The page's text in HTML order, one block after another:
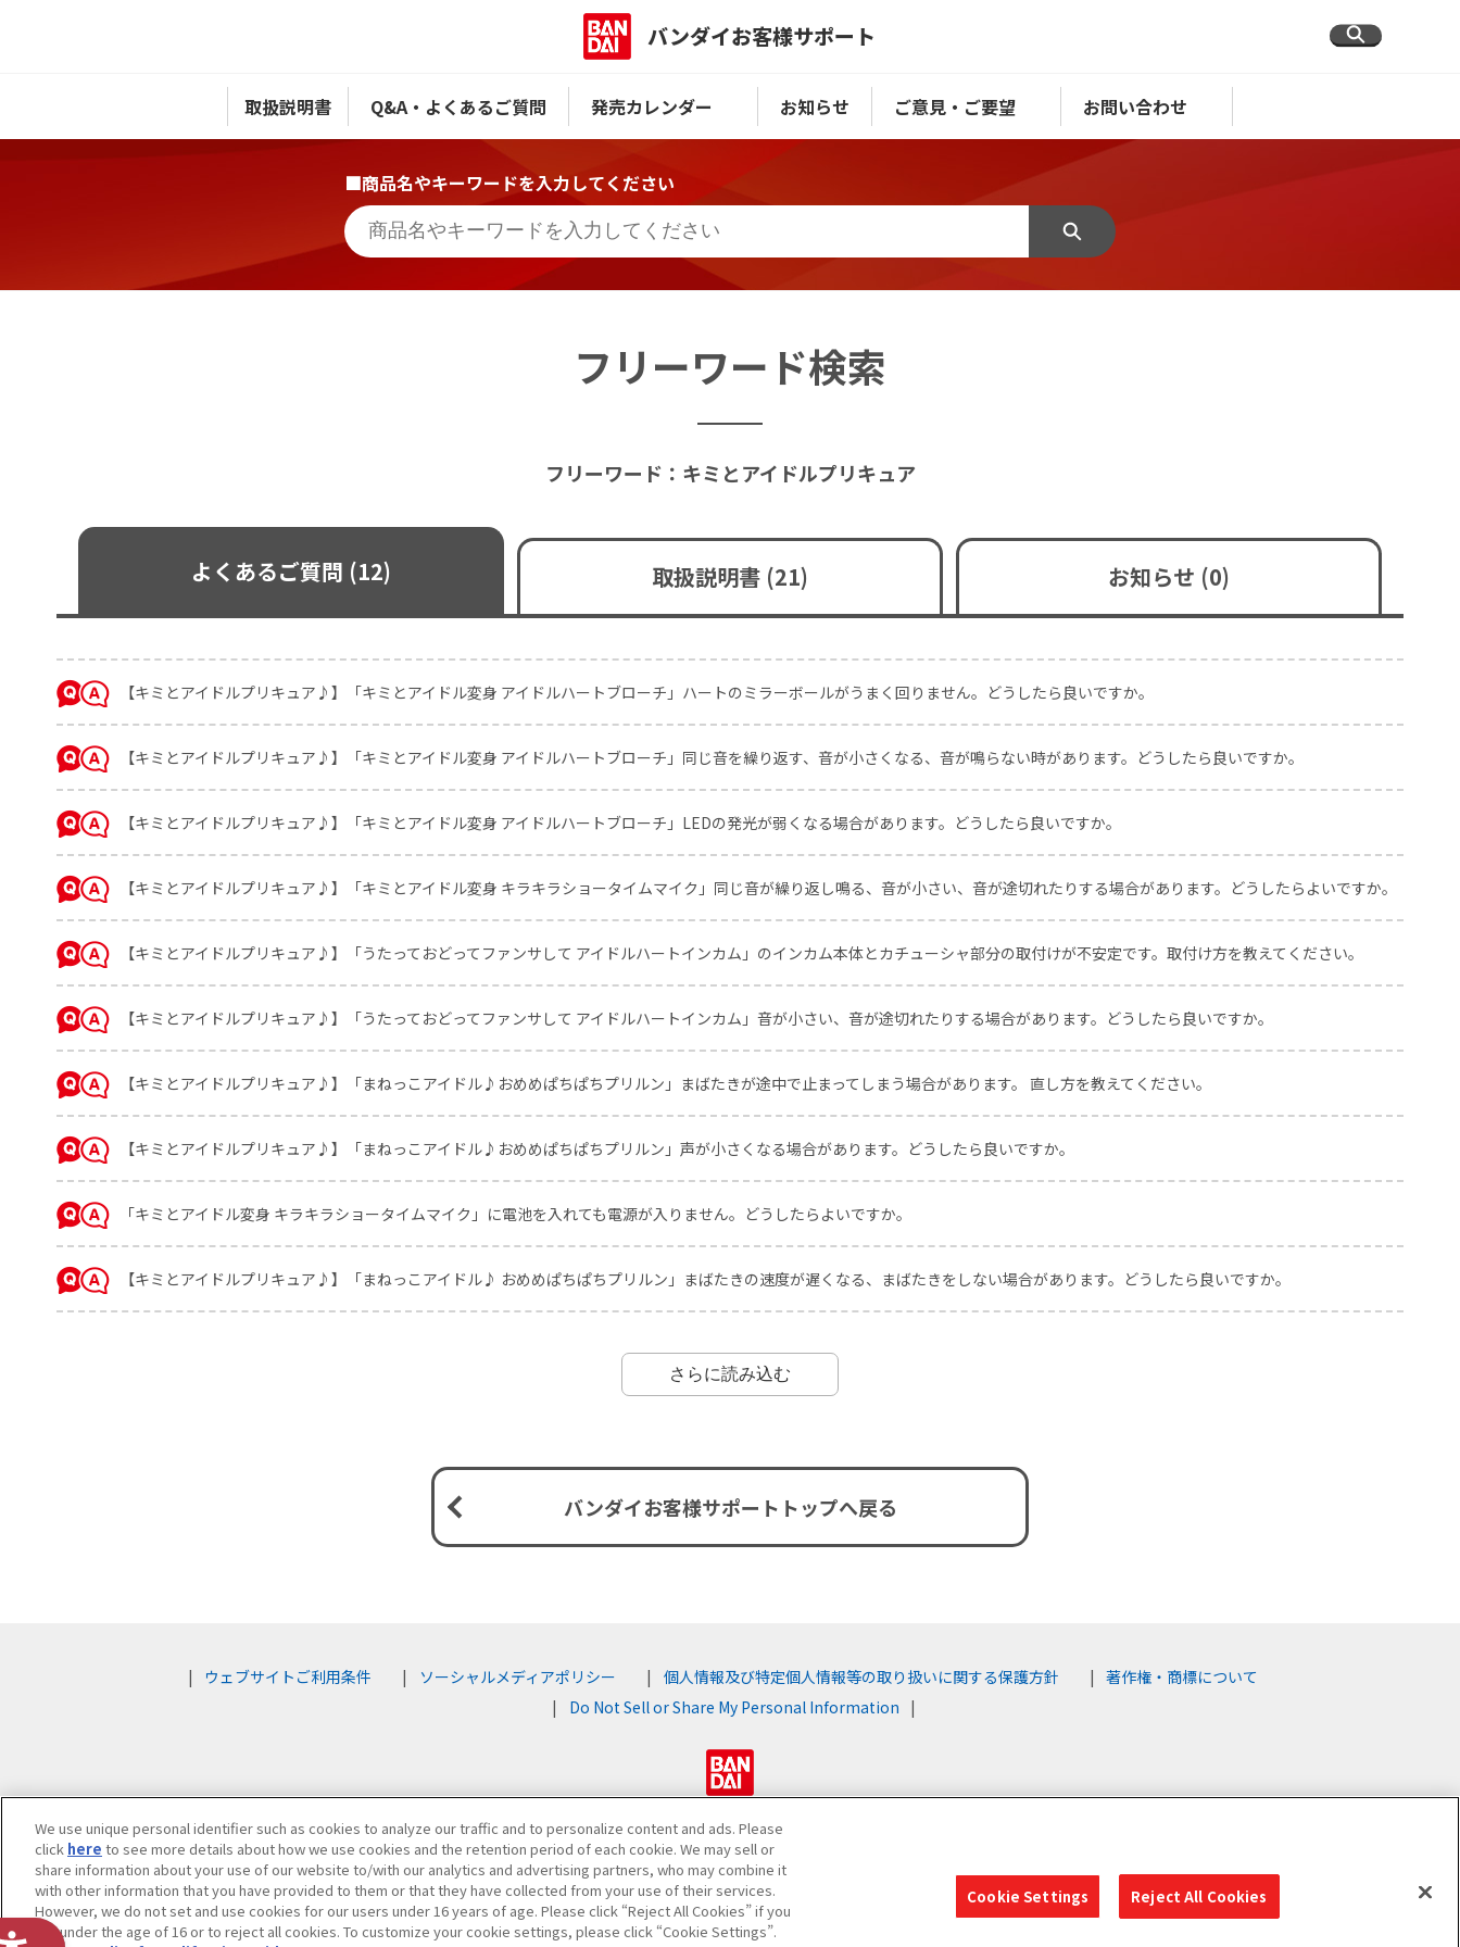
バンダイお客様サポート
取扱説明書 Q&A・よくあるご質問 発売カレンダー お知らせ ご意見・ご要望 お問い合わせ
■商品名やキーワードを入力してください
フリーワード検索
フリーワード：キミとアイドルプリキュア
よくあるご質問 (12) 取扱説明書 (21) お知らせ (0)
【キミとアイドルプリキュア♪】「キミとアイドル変身 アイドルハートブローチ」ハートのミラーボールがうまく回りません。どうしたら良いですか。
【キミとアイドルプリキュア♪】「キミとアイドル変身 アイドルハートブローチ」同じ音を繰り返す、音が小さくなる、音が鳴らない時があります。どうしたら良いですか。
【キミとアイドルプリキュア♪】「キミとアイドル変身 アイドルハートブローチ」LEDの発光が弱くなる場合があります。どうしたら良いですか。
【キミとアイドルプリキュア♪】「キミとアイドル変身 キラキラショータイムマイク」同じ音が繰り返し鳴る、音が小さい、音が途切れたりする場合があります。どうしたらよいですか。
【キミとアイドルプリキュア♪】「うたっておどってファンサして アイドルハートインカム」のインカム本体とカチューシャ部分の取付けが不安定です。取付け方を教えてください。
【キミとアイドルプリキュア♪】「うたっておどってファンサして アイドルハートインカム」音が小さい、音が途切れたりする場合があります。どうしたら良いですか。
【キミとアイドルプリキュア♪】「まねっこアイドル♪おめめぱちぱちプリルン」まばたきが途中で止まってしまう場合があります。 直し方を教えてください。
【キミとアイドルプリキュア♪】「まねっこアイドル♪おめめぱちぱちプリルン」声が小さくなる場合があります。どうしたら良いですか。
「キミとアイドル変身 キラキラショータイムマイク」に電池を入れても電源が入りません。どうしたらよいですか。
【キミとアイドルプリキュア♪】「まねっこアイドル♪ おめめぱちぱちプリルン」まばたきの速度が遅くなる、まばたきをしない場合があります。どうしたら良いですか。
さらに読み込む
バンダイお客様サポート トップへ戻る
ウェブサイトご利用条件 ソーシャルメディアポリシー 個人情報及び特定個人情報等の取り扱いに関する保護方針
著作権・商標について
Do Not Sell or Share My Personal Information
©BANDAI
We use unique personal identifier such as cookies to analyze our traffic and to personalize content and ads. Please
click here to see more details about how we use cookies and the retention period of each cookie. We may sell or
share information about your use of our website to/with our analytics and advertising partners, who may combine it
with other information that you have provided to them or that they have collected from your use of their services.
However, we do not set and use cookies for our users under 16 years of age. Please click “Reject All Cookies” if you
are under the age of 16 or to reject all cookies. To customize your cookie settings, please click “Cookie Settings”.
Cookie Settings Reject All Cookies